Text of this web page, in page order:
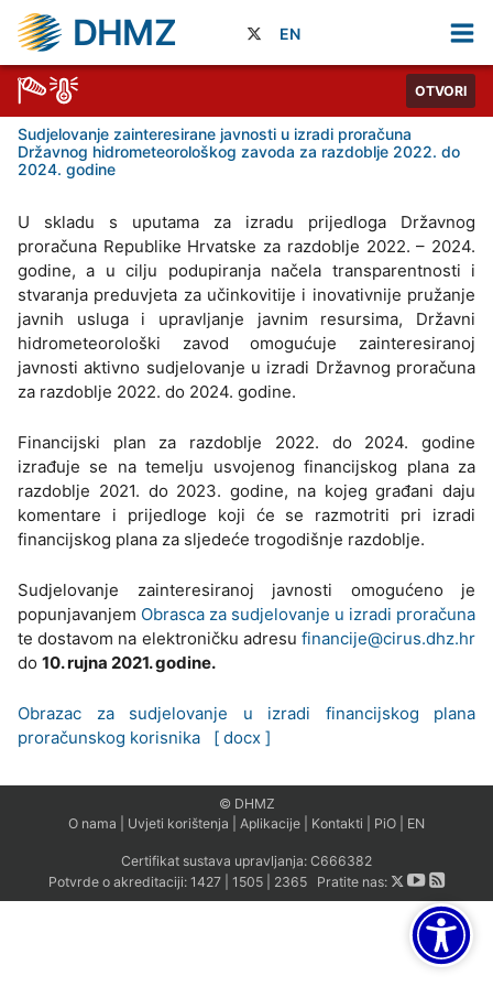
DHMZ EN
OTVORI
Sudjelovanje zainteresirane javnosti u izradi proračuna
Državnog hidrometeorološkog zavoda za razdoblje 2022. do
2024. godine
U skladu s uputama za izradu prijedloga Državnog
proračuna Republike Hrvatske za razdoblje 2022. – 2024.
godine, a u cilju podupiranja načela transparentnosti i
stvaranja preduvjeta za učinkovitije i inovativnije pružanje
javnih usluga i upravljanje javnim resursima, Državni
hidrometeorološki zavod omogućuje zainteresiranoj
javnosti aktivno sudjelovanje u izradi Državnog proračuna
za razdoblje 2022. do 2024. godine.
Financijski plan za razdoblje 2022. do 2024. godine
izrađuje se na temelju usvojenog financijskog plana za
razdoblje 2021. do 2023. godine, na kojeg građani daju
komentare i prijedloge koji će se razmotriti pri izradi
financijskog plana za sljedeće trogodišnje razdoblje.
Sudjelovanje zainteresiranoj javnosti omogućeno je
popunjavanjem Obrasca za sudjelovanje u izradi proračuna
te dostavom na elektroničku adresu financije@cirus.dhz.hr
do 10. rujna 2021. godine.
Obrazac za sudjelovanje u izradi financijskog plana
proračunskog korisnika [ docx ]
© DHMZ
O nama
Uvjeti korištenja Aplikacije Kontakti PiO EN
Certifikat sustava upravljanja: C666382
Potvrde o akreditaciji: 1427| 1505| 2365Pratite nas: